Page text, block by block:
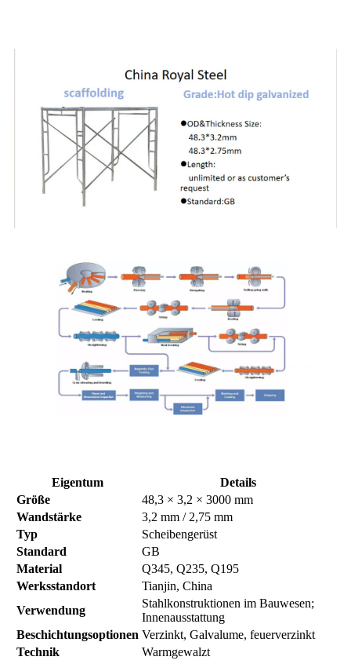
Eigentum
Details
Größe
48,3 × 3,2 × 3000 mm
Wandstärke
3,2 mm / 2,75 mm
Typ
Scheibengerüst
Standard
GB
Material
Q345, Q235, Q195
Werksstandort
Tianjin, China
Verwendung
Stahlkonstruktionen im Bauwesen;
Innenausstattung
Beschichtungsoptionen Verzinkt, Galvalume, feuerverzinkt
Technik
Warmgewalzt